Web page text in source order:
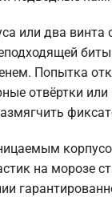
или два винта
Попытка
отвёртки или
на морозе